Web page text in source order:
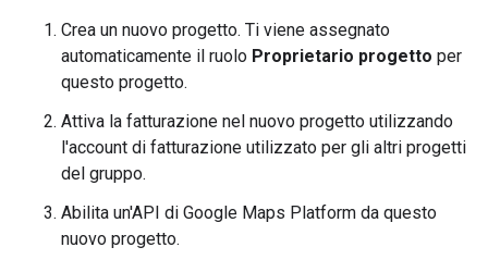
Crea un nuovo progetto. Ti viene assegnato
automaticamente il ruolo Proprietario progetto per
questo progetto.
Attiva la fatturazione nel nuovo progetto utilizzando
l'account di fatturazione utilizzato per gli altri progetti
del gruppo.
Abilita un'API di Google Maps Platform da questo
nuovo progetto.